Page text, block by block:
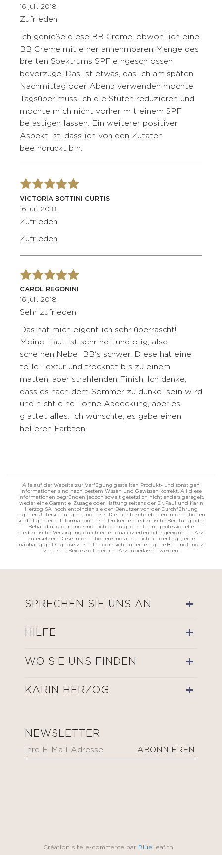
16 juil. 2018
Zufrieden
Ich genieße diese BB Creme, obwohl ich eine
BB Creme mit einer annehmbaren Menge des
breiten Spektrums SPF eingeschlossen
bevorzuge. Das ist etwas, das ich am späten
Nachmittag oder Abend verwenden möchte.
Tagsüber muss ich die Stufen reduzieren und
möchte mich nicht vorher mit einem SPF
belästigen lassen. Ein weiterer positiver
Aspekt ist, dass ich von den Zutaten
beeindruckt bin.
VICTORIA BOTTINI CURTIS
16 juil. 2018
Zufrieden
Zufrieden
CAROL REGONINI
16 juil. 2018
Sehr zufrieden
Das hat mich eigentlich sehr überrascht!
Meine Haut ist sehr hell und ölig, also
scheinen Nebel BB's schwer. Diese hat eine
tolle Textur und trocknet bis zu einem
matten, aber strahlenden Finish. Ich denke,
dass es nach dem Sommer zu dunkel sein wird
und nicht eine Tonne Abdeckung, aber es
glättet alles. Ich wünschte, es gäbe einen
helleren Farbton.
Alle auf der Website zur Verfügung gestellten Produkt- und sonstigen
Informationen sind nach bestem Wissen und Gewissen korrekt. All diese
Informationen begründen jedoch soweit gesetzlich nicht anders geregelt,
weder eine Garantie, Zusage oder Haftung seitens der Dr. Paul und Karin
Herzog SA, noch entbinden sie den Benutzer von der Durchführung
eigener Untersuchungen und Tests. Die hier beschriebenen Informationen
sind allgemeine Informationen, stellen keine medizinische Beratung oder
Behandlung dar und sind nicht dazu gedacht, eine professionelle
medizinische Versorgung durch einen qualifizierten oder geeigneten Arzt
zu ersetzen. Diese Informationen sind auch nicht in der Lage, eine
unabhängige Diagnose zu stellen oder sich auf eine eigene Behandlung zu
verlassen. Beides sollte einem Arzt überlassen werden.
SPRECHEN SIE UNS AN
HILFE
WO SIE UNS FINDEN
KARIN HERZOG
NEWSLETTER
Création site e-commerce par Blue Leaf.ch